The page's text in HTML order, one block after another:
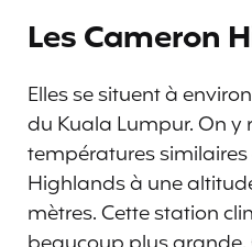
Les Cameron
Elles se situent à
du Kuala Lumpur. On y
températures
Highlands à une
mètres. Cette station